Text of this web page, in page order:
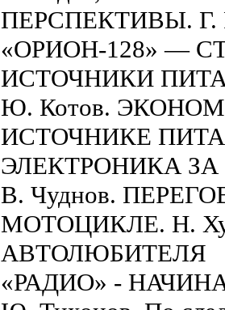
ПЕРСПЕКТИВЫ. Г.
«ОРИОН-128» —
ИСТОЧНИКИ
Ю. Котов.
ИСТОЧНИКЕ
ЭЛЕКТРОНИКА
В. Чуднов.
МОТОЦИКЛЕ. Н.
АВТОЛЮБИТЕЛЯ
«РАДИО» -